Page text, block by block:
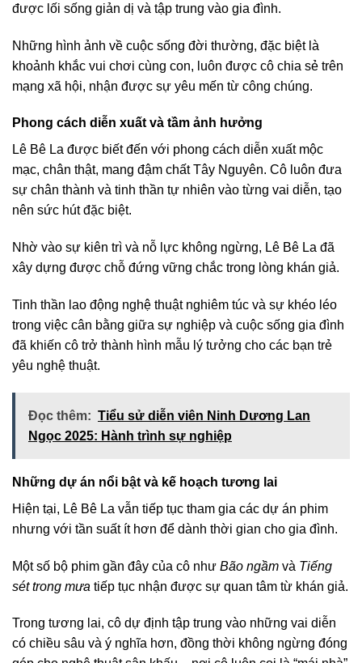
được lối sống giản dị và tập trung vào gia đình.
Những hình ảnh về cuộc sống đời thường, đặc biệt là
khoảnh khắc vui chơi cùng con, luôn được cô chia sẻ trên
mạng xã hội, nhận được sự yêu mến từ công chúng.
Phong cách diễn xuất và tầm ảnh hưởng
Lê Bê La được biết đến với phong cách diễn xuất mộc
mạc, chân thật, mang đậm chất Tây Nguyên. Cô luôn đưa
sự chân thành và tinh thần tự nhiên vào từng vai diễn, tạo
nên sức hút đặc biệt.
Nhờ vào sự kiên trì và nỗ lực không ngừng, Lê Bê La đã
xây dựng được chỗ đứng vững chắc trong lòng khán giả.
Tinh thần lao động nghệ thuật nghiêm túc và sự khéo léo
trong việc cân bằng giữa sự nghiệp và cuộc sống gia đình
đã khiến cô trở thành hình mẫu lý tưởng cho các bạn trẻ
yêu nghệ thuật.
Đọc thêm: Tiểu sử diễn viên Ninh Dương Lan
Ngọc 2025: Hành trình sự nghiệp
Những dự án nổi bật và kế hoạch tương lai
Hiện tại, Lê Bê La vẫn tiếp tục tham gia các dự án phim
nhưng với tần suất ít hơn để dành thời gian cho gia đình.
Một số bộ phim gần đây của cô như Bão ngầm và Tiếng
sét trong mưa tiếp tục nhận được sự quan tâm từ khán giả.
Trong tương lai, cô dự định tập trung vào những vai diễn
có chiều sâu và ý nghĩa hơn, đồng thời không ngừng đóng